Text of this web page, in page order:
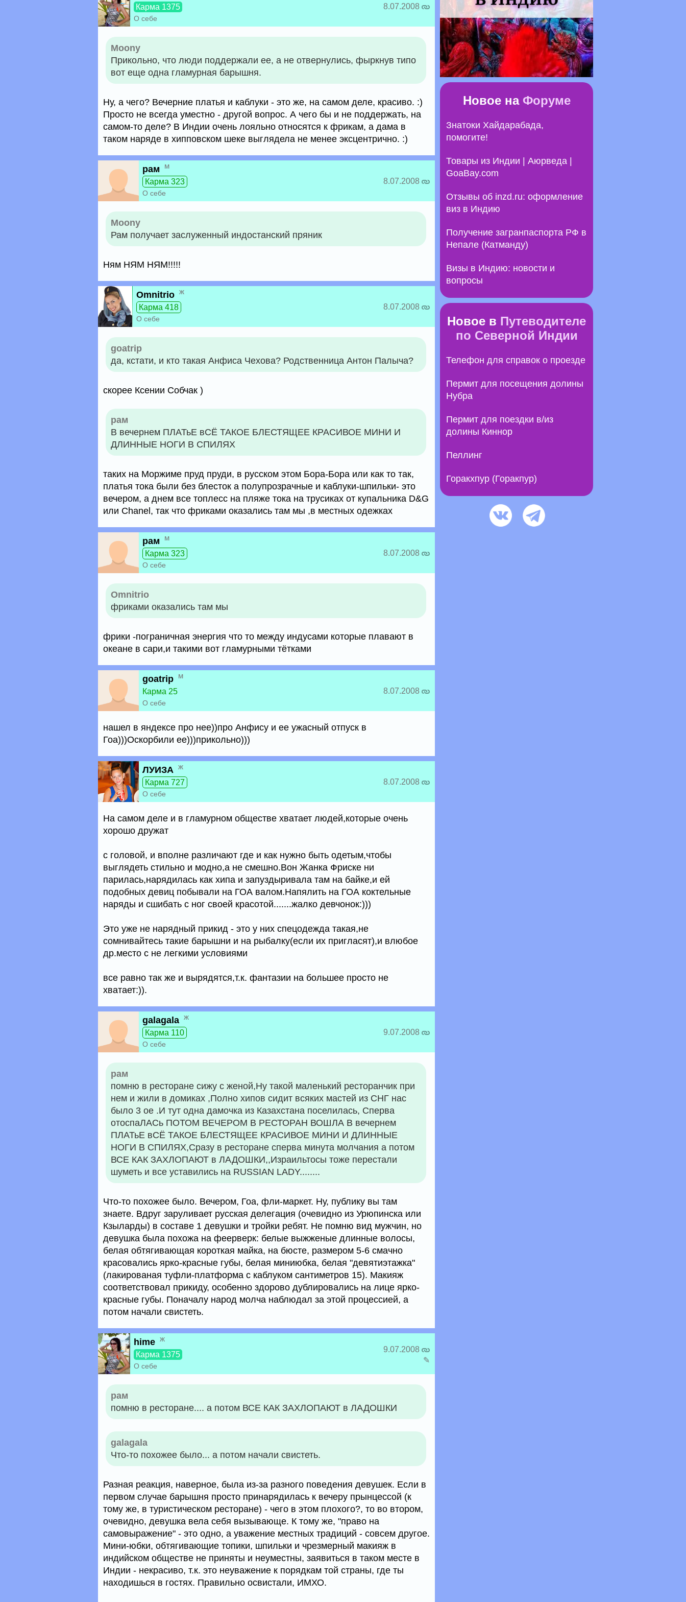
Карма 1375
О себе
8.07.2008
Moony
Прикольно, что люди поддержали ее, а не отвернулись, фыркнув типо
вот еще одна гламурная барышня.
Ну, а чего? Вечерние платья и каблуки - это же, на самом деле, красиво. :)
Просто не всегда уместно - другой вопрос. А чего бы и не поддержать, на
самом-то деле? В Индии очень лояльно относятся к фрикам, а дама в
таком наряде в хипповском шеке выглядела не менее эксцентрично. :)
рам
м
Карма 323
О себе
8.07.2008
Moony
Рам получает заслуженный индостанский пряник
Ням НЯМ НЯМ!!!!!
Omnitrio ж
Карма 418
О себе
8.07.2008
goatrip
да, кстати, и кто такая Анфиса Чехова? Родственница Антон Палыча?
скорее Ксении Собчак )
рам
В вечернем ПЛАТьЕ вСЁ ТАКОЕ БЛЕСТЯЩЕЕ КРАСИВОЕ МИНИ И
ДЛИННЫЕ НОГИ В СПИЛЯХ
таких на Моржиме пруд пруди, в русском этом Бора-Бора или как то так,
платья тока были без блесток а полупрозрачные и каблуки-шпильки- это
вечером, а днем все топлесс на пляже тока на трусиках от купальника D&G
или Chanel, так что фриками оказались там мы ,в местных одежках
рам
м
Карма 323
О себе
8.07.2008
Omnitrio
фриками оказались там мы
фрики -пограничная энергия что то между индусами которые плавают в
океане в сари,и такими вот гламурными тётками
goatrip м
Карма 25
О себе
8.07.2008
нашел в яндексе про нее))про Анфису и ее ужасный отпуск в
Гоа)))Оскорбили ее)))прикольно)))
ЛУИЗА ж
Карма 727
О себе
8.07.2008
На самом деле и в гламурном обществе хватает людей,которые очень
хорошо дружат
с головой, и вполне различают где и как нужно быть одетым,чтобы
выглядеть стильно и модно,а не смешно.Вон Жанка Фриске ни
парилась,нарядилась как хипа и запуздыривала там на байке,и ей
подобных девиц побывали на ГОА валом.Напялить на ГОА коктельные
наряды и сшибать с ног своей красотой.......жалко девчонок:)))
Это уже не нарядный прикид - это у них спецодежда такая,не
сомнивайтесь такие барышни и на рыбалку(если их пригласят),и влюбое
др.место с не легкими условиями
все равно так же и вырядятся,т.к. фантазии на большее просто не
хватает:)).
galagala ж
Карма 110
О себе
9.07.2008
рам
помню в ресторане сижу с женой,Ну такой маленький ресторанчик при
нем и жили в домиках ,Полно хипов сидит всяких мастей из СНГ нас
было 3 ое .И тут одна дамочка из Казахстана поселилась, Сперва
отоспаЛАСь ПОТОМ ВЕЧЕРОМ В РЕСТОРАН ВОШЛА В вечернем
ПЛАТьЕ вСЁ ТАКОЕ БЛЕСТЯЩЕЕ КРАСИВОЕ МИНИ И ДЛИННЫЕ
НОГИ В СПИЛЯХ,Сразу в ресторане сперва минута молчания а потом
ВСЕ КАК ЗАХЛОПАЮТ в ЛАДОШКИ,,Израильтосы тоже перестали
шуметь и все уставились на RUSSIAN LADY........
Что-то похожее было. Вечером, Гоа, фли-маркет. Ну, публику вы там
знаете. Вдруг заруливает русская делегация (очевидно из Урюпинска или
Кзыларды) в составе 1 девушки и тройки ребят. Не помню вид мужчин, но
девушка была похожа на феерверк: белые выжженые длинные волосы,
белая обтягивающая короткая майка, на бюсте, размером 5-6 смачно
красовались ярко-красные губы, белая миниюбка, белая "девятиэтажка"
(лакированая туфли-платформа с каблуком сантиметров 15). Макияж
соответствовал прикиду, особенно здорово дублировались на лице ярко-
красные губы. Поначалу народ молча наблюдал за этой процессией, а
потом начали свистеть.
hime ж
Карма 1375
О себе
9.07.2008
✎
рам
помню в ресторане.... а потом ВСЕ КАК ЗАХЛОПАЮТ в ЛАДОШКИ
galagala
Что-то похожее было... а потом начали свистеть.
Разная реакция, наверное, была из-за разного поведения девушек. Если в
первом случае барышня просто принарядилась к вечеру прынцессой (к
тому же, в туристическом ресторане) - чего в этом плохого?, то во втором,
очевидно, девушка вела себя вызывающе. К тому же, "право на
самовыражение" - это одно, а уважение местных традиций - совсем другое.
Мини-юбки, обтягивающие топики, шпильки и чрезмерный макияж в
индийском обществе не приняты и неуместны, заявиться в таком месте в
Индии - некрасиво, т.к. это неуважение к порядкам той страны, где ты
находишься в гостях. Правильно освистали, ИМХО.
Новое на Форуме
Знатоки Хайдарабада,
помогите!
Товары из Индии | Аюрведа |
GoaBay.com
Отзывы об inzd.ru: оформление
виз в Индию
Получение загранпаспорта РФ в
Непале (Катманду)
Визы в Индию: новости и
вопросы
Новое в Путеводителе
по Северной Индии
Телефон для справок о проезде
Пермит для посещения долины
Нубра
Пермит для поездки в/из
долины Киннор
Пеллинг
Горакхпур (Горакпур)